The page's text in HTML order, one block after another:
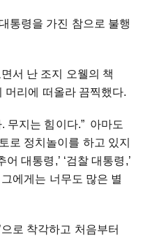
통령을 가진 참으로 불행
서 난 조지 오웰의 책
머리에 떠올라 끔찍했다.
무지는 힘이다.” 아마도
로 정치놀이를 하고 있지
대통령,’ ‘검찰 대통령,’
그에게는 너무도 많은 별
로 착각하고 처음부터